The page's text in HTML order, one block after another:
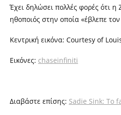
Έχει δηλώσει πολλές φορές ότι
ηθοποιός στην οποία «έβλεπε
Κεντρική εικόνα: Courtesy of
Εικόνες: chaseinfiniti
Διαβάστε επίσης: Sadie Sink: Το